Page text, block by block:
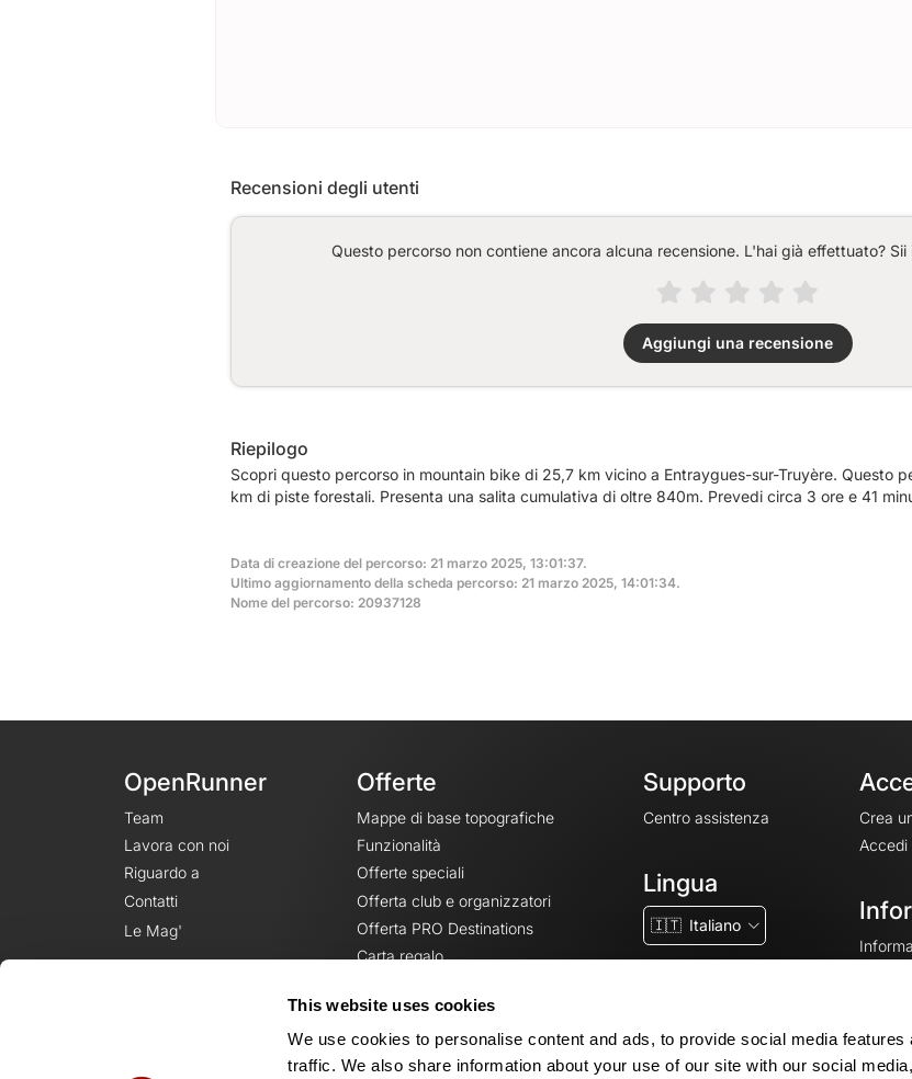
This website uses cookies
We use cookies to personalise content and ads, to provide social media features
traffic. We also share information about your use of our site with our social
Recensioni degli utenti
Questo percorso non contiene ancora alcuna recensione. L'hai già effettuato?
Aggiungi una recensione
Riepilogo
Scopri questo percorso in mountain bike di 25,7 km vicino a Entraygues-sur-Truyère. Questo
km di piste forestali. Presenta una salita cumulativa di oltre 840m. Prevedi circa 3 ore e 41
Data di creazione del percorso: 21 marzo 2025, 13:01:37.
Ultimo aggiornamento della scheda percorso: 21 marzo 2025, 14:01:34.
Nome del percorso: 20937128
OpenRunner
Team
Lavora con noi
Riguardo a
Contatti
Le Mag'
Offerte
Mappe di base topografiche
Funzionalità
Offerte speciali
Offerta club e organizzatori
Offerta PRO Destinations
Carta regalo
Supporto
Centro assistenza
Lingua
🇮🇹 Italiano
Crea
Accedi